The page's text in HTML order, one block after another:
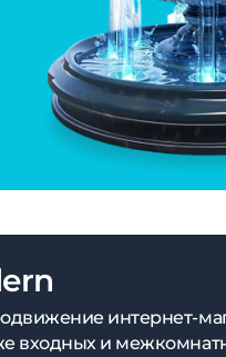
интернет-
входных и